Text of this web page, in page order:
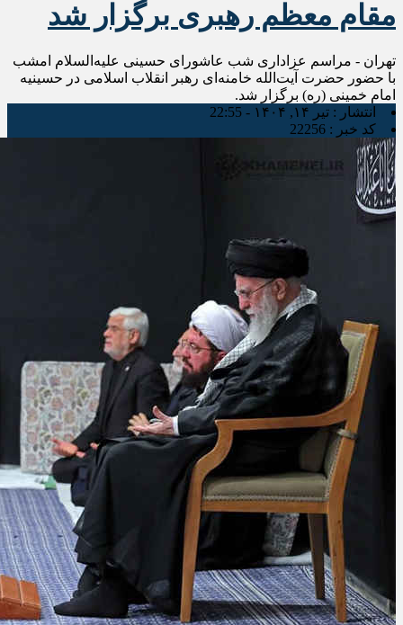
مقام معظم رهبری برگزار شد
تهران - مراسم عزاداری شب عاشورای حسینی‌ علیه‌السلام امشب
با حضور حضرت آیت‌الله خامنه‌ای رهبر انقلاب اسلامی در حسینیه
امام خمینی (ره) برگزار شد.
انتشار : تیر ۱۴, ۱۴۰۴ - 22:55
کد خبر : 22256